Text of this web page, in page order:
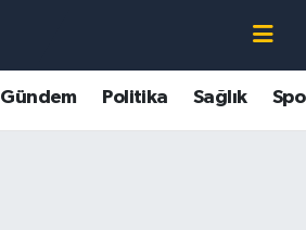
Gündem Politika Sağlık